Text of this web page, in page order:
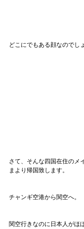
どこにでもある顔なのでし
さて、そんな四国在住のメ
まより帰国致します。
チャンギ空港から関空へ。
関空行きなのに日本人がほ